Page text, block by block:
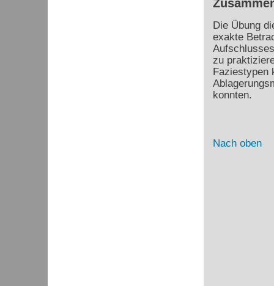
Die Übung
exakte
zu
Faziestypen
konnten.
Nach oben